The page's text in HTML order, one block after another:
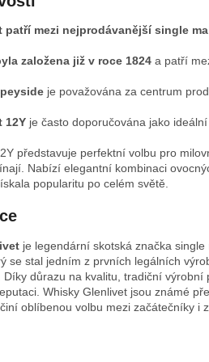
patří mezi nejprodávanější single
založena již v roce 1824 a patří
je považována za centrum
12Y je často doporučována jako
představuje perfektní volbu pro
Nabízí elegantní kombinaci
popularitu po celém světě.
je legendární skotská značka
se stal jedním z prvních legálních
Díky důrazu na kvalitu, tradiční
Whisky Glenlivet jsou známé
oblíbenou volbu mezi začátečníky i